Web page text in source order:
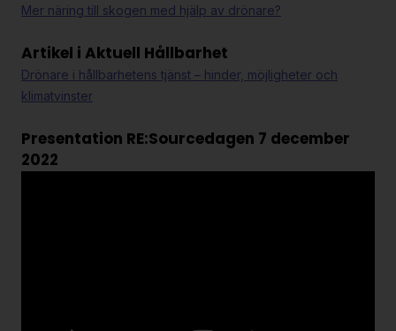
Mer näring till skogen med hjälp av drönare?
Artikel i Aktuell Hållbarhet
Drönare i hållbarhetens tjänst – hinder, möjligheter och
klimatvinster
Presentation RE:Sourcedagen 7 december
2022